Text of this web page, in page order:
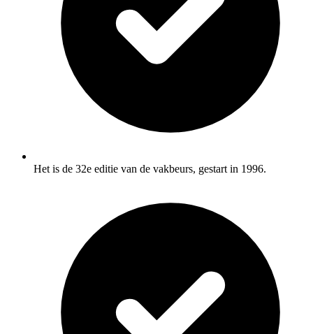
Het is de 32e editie van de vakbeurs, gestart in 1996.